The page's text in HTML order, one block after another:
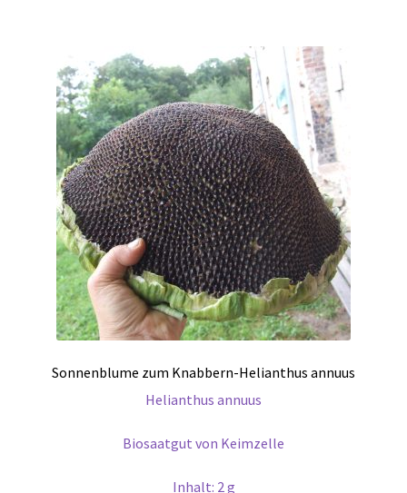
Sonnenblume zum Knabbern-Helianthus annuus
Helianthus annuus
Biosaatgut von Keimzelle
Inhalt: 2 g